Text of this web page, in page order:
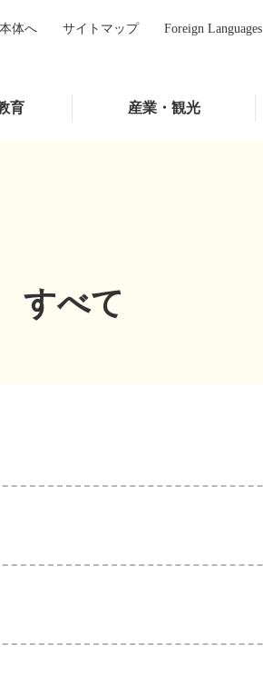
本体へ サイトマップ Foreign Languages
育 産業・観光
すべて